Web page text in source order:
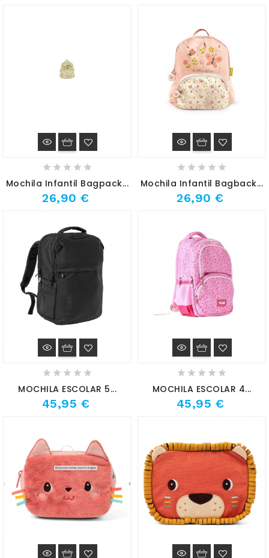
Mochila Infantil Bagpack...
26,90 €
Mochila Infantil Bagback...
26,90 €
MOCHILA ESCOLAR 5...
45,95 €
MOCHILA ESCOLAR 4...
45,95 €